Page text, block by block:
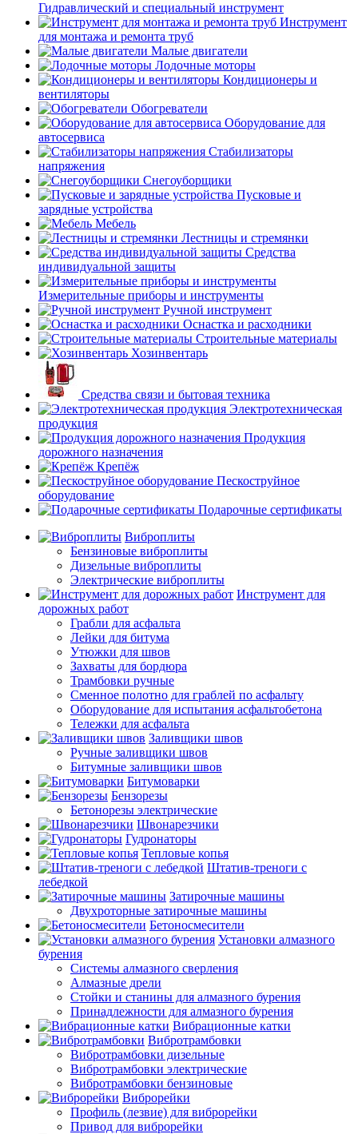
Гидравлический и специальный инструмент
Инструмент
для монтажа и ремонта труб
Малые двигатели
Лодочные моторы
Кондиционеры и
вентиляторы
Обогреватели
Оборудование для
автосервиса
Стабилизаторы
напряжения
Снегоуборщики
Пусковые и
зарядные устройства
Мебель
Лестницы и стремянки
Средства
индивидуальной защиты
Измерительные приборы и инструменты
Ручной инструмент
Оснастка и расходники
Строительные материалы
Хозинвентарь
Средства связи и бытовая техника
Электротехническая
продукция
Продукция
дорожного назначения
Крепёж
Пескоструйное
оборудование
Подарочные сертификаты
Виброплиты
Бензиновые виброплиты
Дизельные виброплиты
Электрические виброплиты
Инструмент для
дорожных работ
Грабли для асфальта
Лейки для битума
Утюжки для швов
Захваты для бордюра
Трамбовки ручные
Сменное полотно для граблей по асфальту
Оборудование для испытания асфальтобетона
Тележки для асфальта
Заливщики швов
Ручные заливщики швов
Битумные заливщики швов
Битумоварки
Бензорезы
Бетонорезы электрические
Швонарезчики
Гудронаторы
Тепловые копья
Штатив-треноги с
лебедкой
Затирочные машины
Двухроторные затирочные машины
Бетоносмесители
Установки алмазного
бурения
Системы алмазного сверления
Алмазные дрели
Стойки и станины для алмазного бурения
Принадлежности для алмазного бурения
Вибрационные катки
Вибротрамбовки
Вибротрамбовки дизельные
Вибротрамбовки электрические
Вибротрамбовки бензиновые
Виброрейки
Профиль (лезвие) для виброрейки
Привод для виброрейки